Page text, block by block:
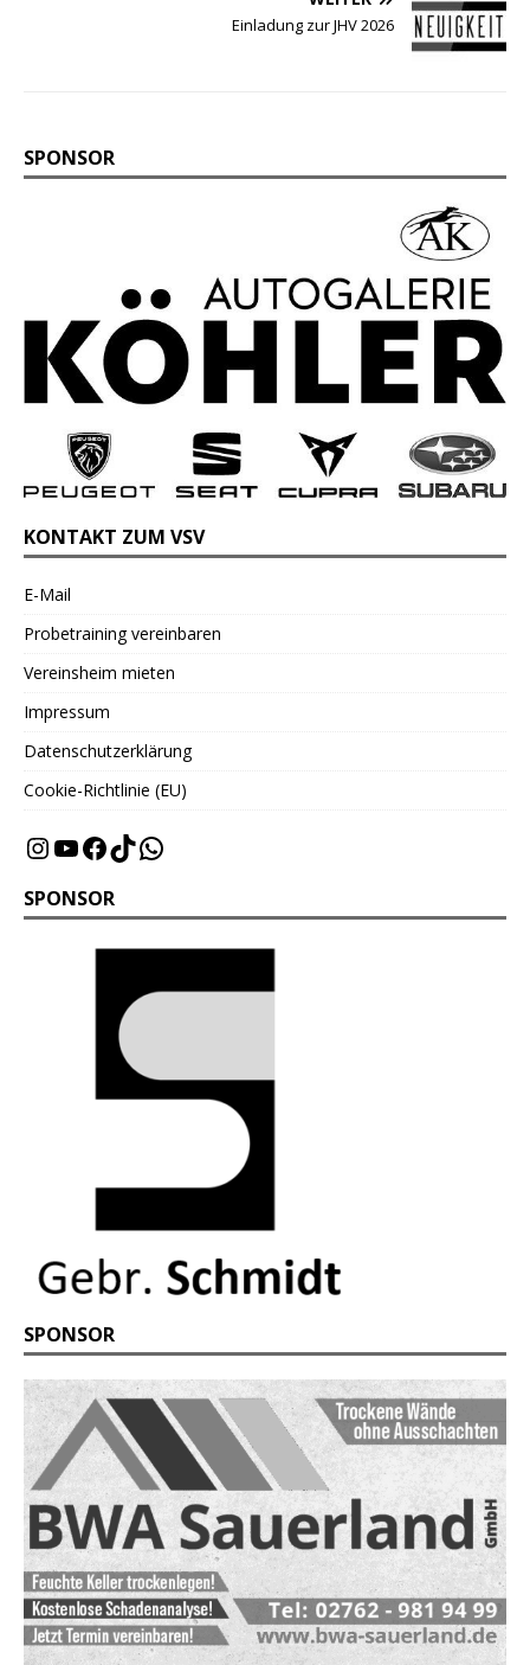
Einladung zur JHV 2026
SPONSOR
KONTAKT ZUM VSV
E-Mail
Probetraining vereinbaren
Vereinsheim mieten
Impressum
Datenschutzerklärung
Cookie-Richtlinie (EU)
SPONSOR
SPONSOR